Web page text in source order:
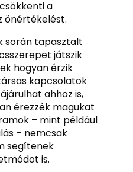
a
önértékelést.
során tapasztalt
játszik
hogyan érzik
kapcsolatok
ahhoz is,
érezzék magukat
– mint például
– nemcsak
segítenek
is.